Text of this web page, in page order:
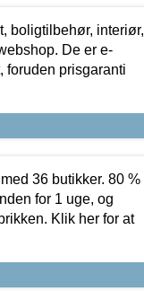
boligtilbehør, interiør,
De er e-
foruden prisgaranti
36 butikker. 80 %
for 1 uge, og
Klik her for at